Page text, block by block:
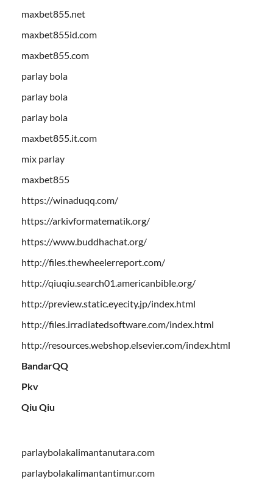
maxbet855.net
maxbet855id.com
maxbet855.com
parlay bola
parlay bola
parlay bola
maxbet855.it.com
mix parlay
maxbet855
https://winaduqq.com/
https://arkivformatematik.org/
https://www.buddhachat.org/
http://files.thewheelerreport.com/
http://qiuqiu.search01.americanbible.org/
http://preview.static.eyecity.jp/index.html
http://files.irradiatedsoftware.com/index.html
http://resources.webshop.elsevier.com/index.html
BandarQQ
Pkv
Qiu Qiu
parlaybolakalimantanutara.com
parlaybolakalimantantimur.com